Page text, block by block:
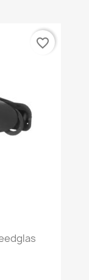
favorite_border